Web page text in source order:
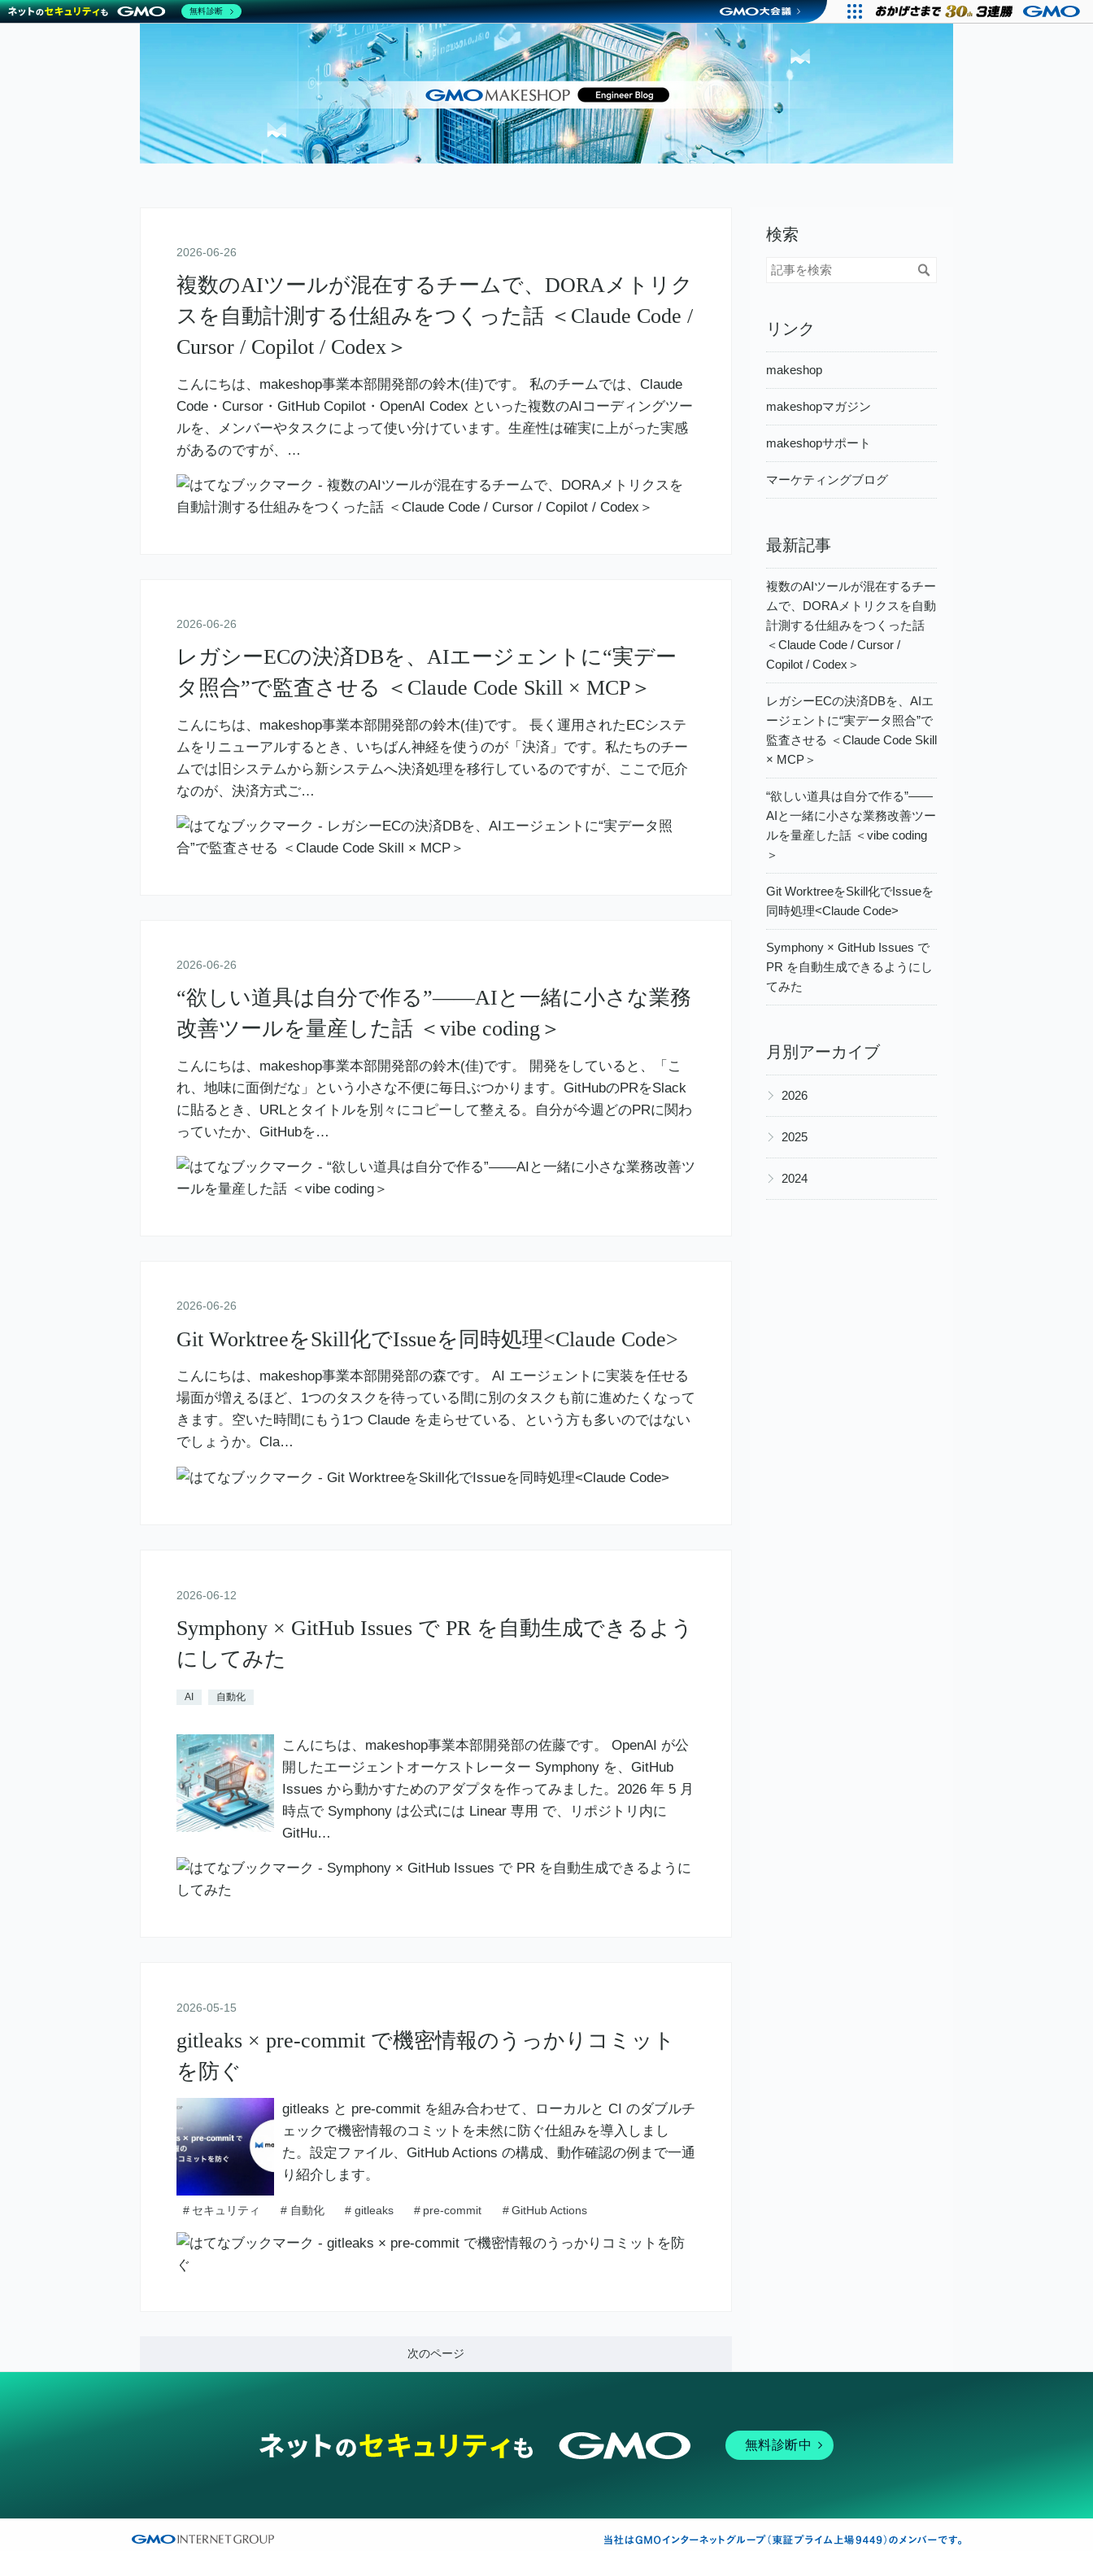
2026-06-26
複数のAIツールが混在するチームで、DORAメトリク
スを自動計測する仕組みをつくった話 ＜Claude Code /
Cursor / Copilot / Codex＞
こんにちは、makeshop事業本部開発部の鈴木(佳)です。 私のチームでは、Claude
Code・Cursor・GitHub Copilot・OpenAI Codex といった複数のAIコーディングツー
ルを、メンバーやタスクによって使い分けています。生産性は確実に上がった実感
があるのですが、…
2026-06-26
レガシーECの決済DBを、AIエージェントに“実デー
タ照合”で監査させる ＜Claude Code Skill × MCP＞
こんにちは、makeshop事業本部開発部の鈴木(佳)です。 長く運用されたECシステ
ムをリニューアルするとき、いちばん神経を使うのが「決済」です。私たちのチー
ムでは旧システムから新システムへ決済処理を移行しているのですが、ここで厄介
なのが、決済方式ご…
2026-06-26
“欲しい道具は自分で作る”——AIと一緒に小さな業務
改善ツールを量産した話 ＜vibe coding＞
こんにちは、makeshop事業本部開発部の鈴木(佳)です。 開発をしていると、「こ
れ、地味に面倒だな」という小さな不便に毎日ぶつかります。GitHubのPRをSlack
に貼るとき、URLとタイトルを別々にコピーして整える。自分が今週どのPRに関わ
っていたか、GitHubを…
2026-06-26
Git WorktreeをSkill化でIssueを同時処理<Claude Code>
こんにちは、makeshop事業本部開発部の森です。 AI エージェントに実装を任せる
場面が増えるほど、1つのタスクを待っている間に別のタスクも前に進めたくなって
きます。空いた時間にもう1つ Claude を走らせている、という方も多いのではない
でしょうか。Cla…
2026-06-12
Symphony × GitHub Issues で PR を自動生成できるよう
にしてみた
AI 自動化
こんにちは、makeshop事業本部開発部の佐藤です。 OpenAI が公
開したエージェントオーケストレーター Symphony を、GitHub
Issues から動かすためのアダプタを作ってみました。2026 年 5 月
時点で Symphony は公式には Linear 専用 で、リポジトリ内に
GitHu…
2026-05-15
gitleaks × pre-commit で機密情報のうっかりコミット
を防ぐ
gitleaks と pre-commit を組み合わせて、ローカルと CI のダブルチ
ェックで機密情報のコミットを未然に防ぐ仕組みを導入しまし
た。設定ファイル、GitHub Actions の構成、動作確認の例まで一通
り紹介します。
# セキュリティ # 自動化 # gitleaks # pre-commit # GitHub Actions
次のページ
検索
リンク
makeshop
makeshopマガジン
makeshopサポート
マーケティングブログ
最新記事
複数のAIツールが混在するチー
ムで、DORAメトリクスを自動
計測する仕組みをつくった話
＜Claude Code / Cursor /
Copilot / Codex＞
レガシーECの決済DBを、AIエ
ージェントに“実データ照合”で
監査させる ＜Claude Code Skill
× MCP＞
“欲しい道具は自分で作る”——
AIと一緒に小さな業務改善ツー
ルを量産した話 ＜vibe coding
＞
Git WorktreeをSkill化でIssueを
同時処理<Claude Code>
Symphony × GitHub Issues で
PR を自動生成できるようにし
てみた
月別アーカイブ
▶ 2026
▶ 2025
▶ 2024
無料診断中
無料診断